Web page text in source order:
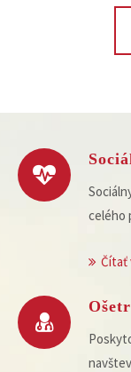
celého
Čítať